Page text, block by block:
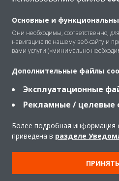
Решения
Помощь
Продукты
Copyright ©
Правила
Основные и
Они необходимы, соответственно,
навигацию по нашему веб-сайту и
вами услуги («минимально
Дополнительные файлы
Эксплуатационные
Рекламные / целевые
Более подробная информация
приведена в разделе